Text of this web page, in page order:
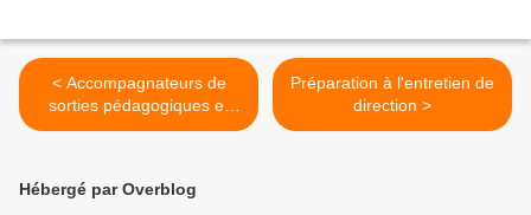
< Accompagnateurs de
sorties pédagogiques et
laïcité
Préparation à l'entretien de
direction >
Hébergé par Overblog